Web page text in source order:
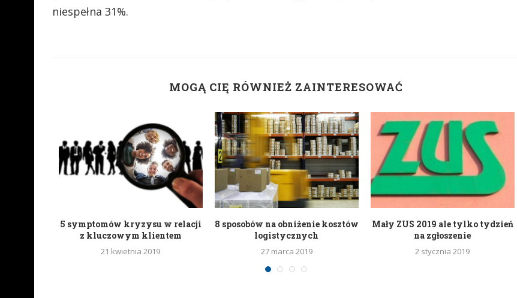
niespełna 31%.
MOGĄ CIĘ RÓWNIEŻ ZAINTERESOWAĆ
5 symptomów kryzysu w relacji
z kluczowym klientem
21 kwietnia 2019
8 sposobów na obniżenie kosztów
logistycznych
27 marca 2019
Mały ZUS 2019 ale tylko tydzień
na zgłoszenie
2 stycznia 2019